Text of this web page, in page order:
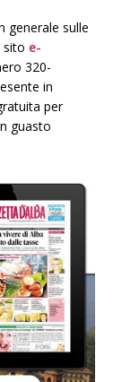
generale sulle
sito e-
320-
in
per
guasto